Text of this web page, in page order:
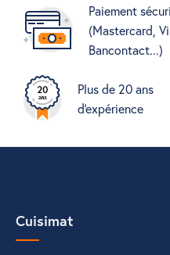
Paiement
(Mastercard,
Bancontact...)
Plus de 20 ans
d'expérience
Cuisimat